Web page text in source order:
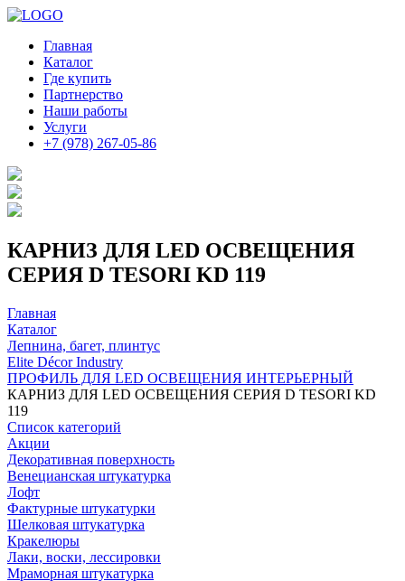
Главная
Каталог
Где купить
Партнерство
Наши работы
Услуги
+7 (978) 267-05-86
КАРНИЗ ДЛЯ LED ОСВЕЩЕНИЯ
СЕРИЯ D TESORI KD 119
Главная
Каталог
Лепнина, багет, плинтус
Elite Décor Industry
ПРОФИЛЬ ДЛЯ LED ОСВЕЩЕНИЯ ИНТЕРЬЕРНЫЙ
КАРНИЗ ДЛЯ LED ОСВЕЩЕНИЯ СЕРИЯ D TESORI KD
119
Список категорий
Акции
Декоративная поверхность
Венецианская штукатурка
Лофт
Фактурные штукатурки
Шелковая штукатурка
Кракелюры
Лаки, воски, лессировки
Мраморная штукатурка